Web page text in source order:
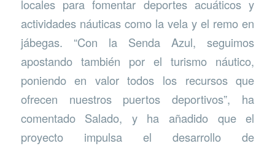
locales para fomentar deportes acuáticos y
actividades náuticas como la vela y el remo en
jábegas. “Con la Senda Azul, seguimos
apostando también por el turismo náutico,
poniendo en valor todos los recursos que
ofrecen nuestros puertos deportivos”, ha
comentado Salado, y ha añadido que el
proyecto impulsa el desarrollo de